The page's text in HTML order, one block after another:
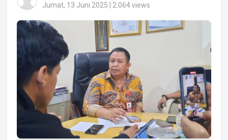
Jumat, 13 Juni 2025 | 2.064 views